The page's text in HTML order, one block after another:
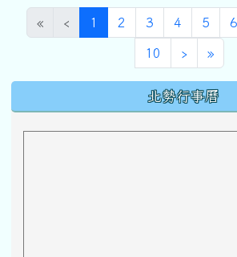
« ‹ 1 (目前頁次)
2 3 4 5 6
10 ›下一頁
»最後
北勢行事曆